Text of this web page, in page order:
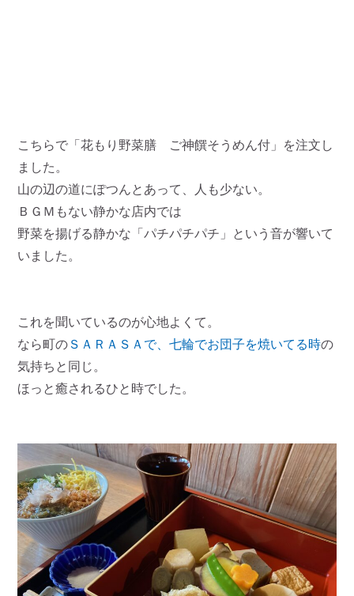
こちらで「花もり野菜膳 ご神饌そうめん付」を注文し
ました。
山の辺の道にぽつんとあって、人も少ない。
ＢＧＭもない静かな店内では
野菜を揚げる静かな「パチパチパチ」という音が響いて
いました。
これを聞いているのが心地よくて。
なら町の ＳＡＲＡＳＡで、七輪でお団子を焼いてる時の
気持ちと同じ。
ほっと癒されるひと時でした。